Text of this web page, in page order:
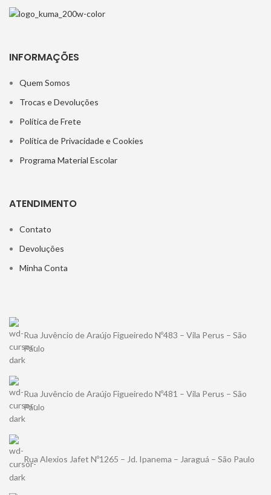
INFORMAÇÕES
Quem Somos
Trocas e Devoluções
Política de Frete
Política de Privacidade e Cookies
Programa Material Escolar
ATENDIMENTO
Contato
Devoluções
Minha Conta
Rua Juvêncio de Araújo Figueiredo Nº483 – Vila Perus – São
Paulo
Rua Juvêncio de Araújo Figueiredo Nº481 – Vila Perus – São
Paulo
Rua Alexios Jafet Nº1265 – Jd. Ipanema – Jaraguá – São Paulo